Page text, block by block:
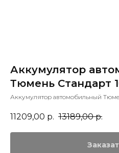
Аккумулятор
Тюмень Стандарт
Аккумулятор автомобильный
11209,00 р. 13189,00 р.